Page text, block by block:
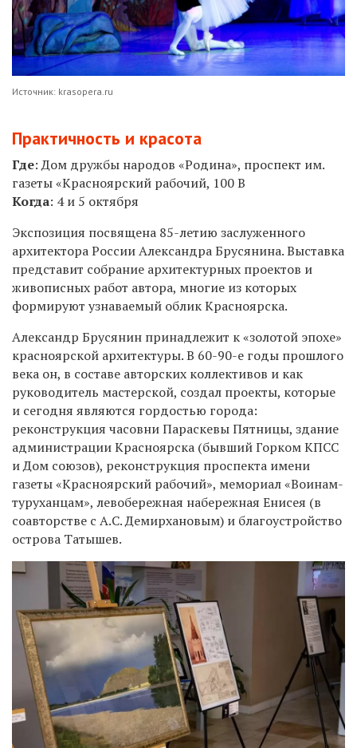
Источник: krasopera.ru
Практичность и красота
Где:Дом дружбы народов «Родина», проспект им.
газеты «Красноярский рабочий, 100 В
Когда: 4 и 5 октября
Экспозиция посвящена 85-летию заслуженного
архитектора России Александра Брусянина. Выставка
представит собрание архитектурных проектов и
живописных работ автора, многие из которых
формируют узнаваемый облик Красноярска.
Александр Брусянин принадлежит к «золотой эпохе»
красноярской архитектуры. В 60-90-е годы прошлого
века он, в составе авторских коллективов и как
руководитель мастерской, создал проекты, которые
и сегодня являются гордостью города:
реконструкция часовни Параскевы Пятницы, здание
администрации Красноярска (бывший Горком КПСС
и Дом союзов), реконструкция проспекта имени
газеты «Красноярский рабочий», мемориал «Воинам-
туруханцам», левобережная набережная Енисея (в
соавторстве с А.С. Демирхановым) и благоустройство
острова Татышев.